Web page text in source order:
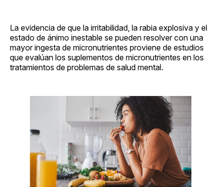
La evidencia de que la irritabilidad, la rabia explosiva y el
estado de ánimo inestable se pueden resolver con una
mayor ingesta de micronutrientes proviene de estudios
que evalúan los suplementos de micronutrientes en los
tratamientos de problemas de salud mental.